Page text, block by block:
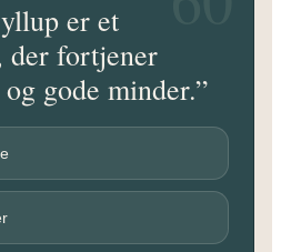
er et
fortjener
gode minder.”